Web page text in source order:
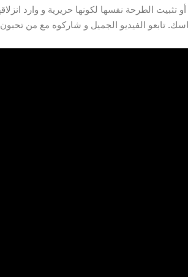
الطرحة نفسها لكونها حريرية و وارد
تابعو الفيديو الجميل و شاركوه مع من